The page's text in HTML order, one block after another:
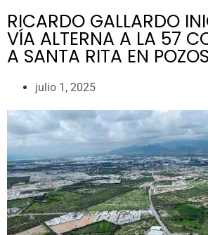
RICARDO GALLARDO
VÍA ALTERNA A LA 57
A SANTA RITA EN POZOS
julio 1, 2025